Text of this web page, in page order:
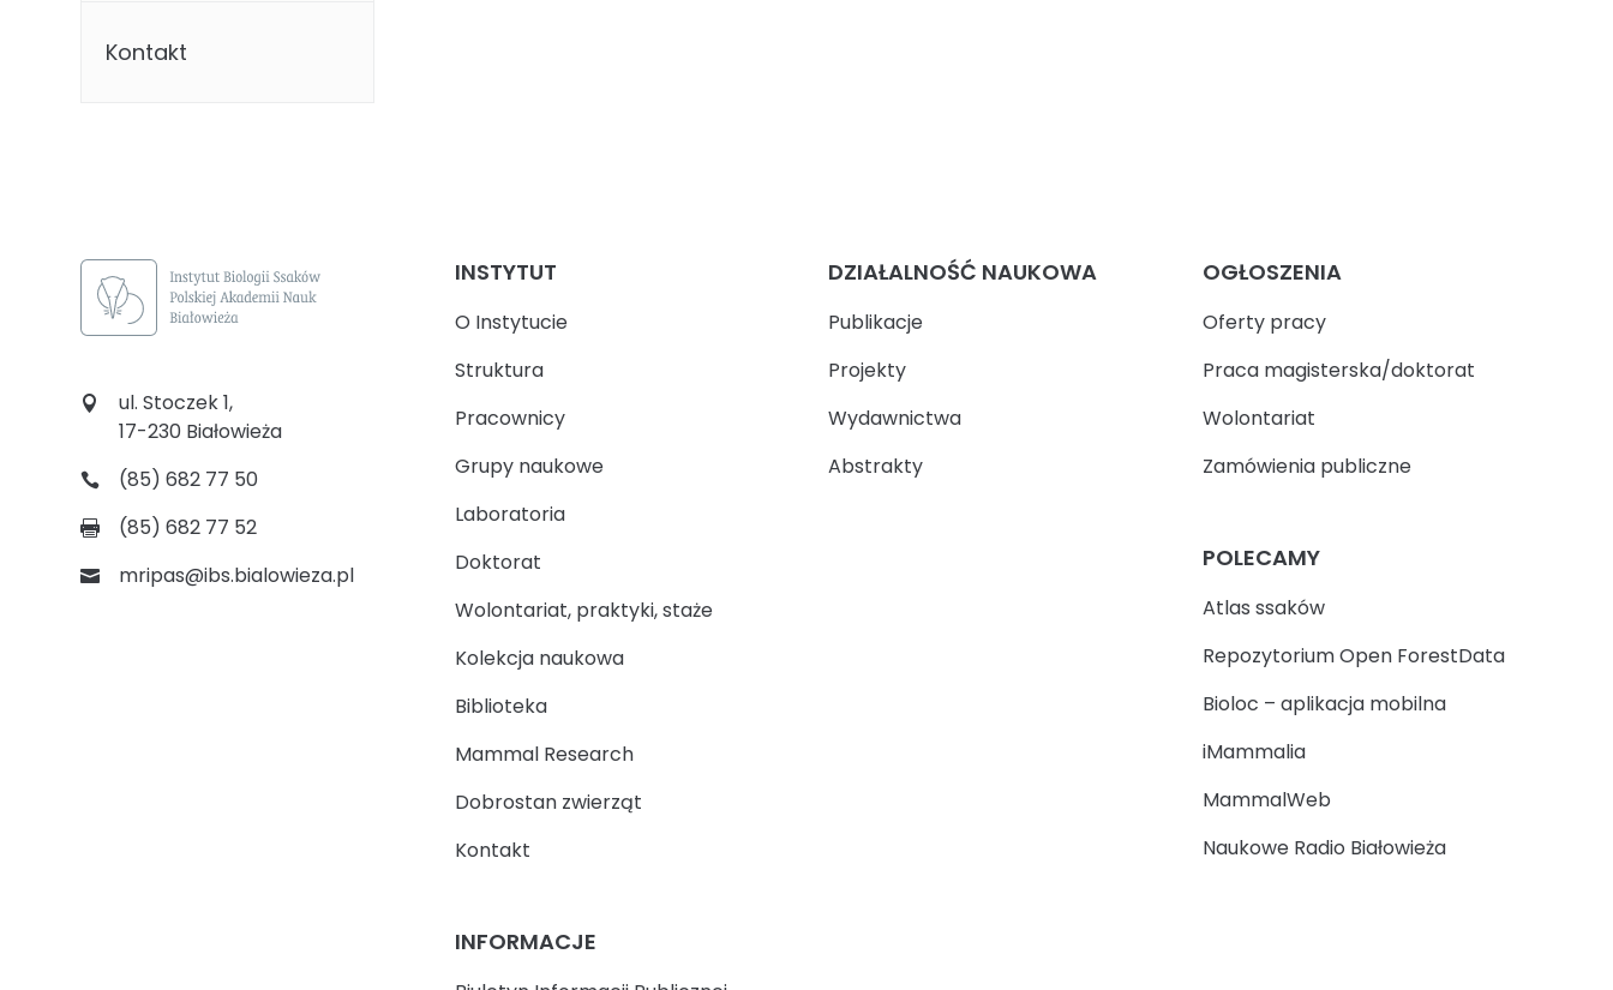
Kontakt
ul. Stoczek 1,
17-230 Białowieża
(85) 682 77 50
(85) 682 77 52
mripas@ibs.bialowieza.pl
INSTYTUT
O Instytucie
Struktura
Pracownicy
Grupy naukowe
Laboratoria
Doktorat
Wolontariat, praktyki, staże
Kolekcja naukowa
Biblioteka
Mammal Research
Dobrostan zwierząt
Kontakt
INFORMACJE
DZIAŁALNOŚĆ NAUKOWA
Publikacje
Projekty
Wydawnictwa
Abstrakty
OGŁOSZENIA
Oferty pracy
Praca magisterska/doktorat
Wolontariat
Zamówienia publiczne
POLECAMY
Atlas ssaków
Repozytorium Open ForestData
Bioloc – aplikacja mobilna
iMammalia
MammalWeb
Naukowe Radio Białowieża